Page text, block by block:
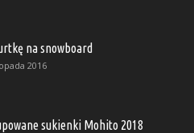
na snowboard
2016
sukienki Mohito 2018